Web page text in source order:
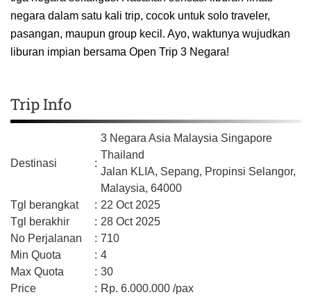
negara dalam satu kali trip, cocok untuk solo traveler,
pasangan, maupun group kecil. Ayo, waktunya wujudkan
liburan impian bersama Open Trip 3 Negara!
Trip Info
Destinasi :
3 Negara Asia Malaysia Singapore
Thailand
Jalan KLIA, Sepang, Propinsi Selangor,
Malaysia, 64000
Tgl berangkat
: 22 Oct 2025
Tgl berakhir
: 28 Oct 2025
No Perjalanan
: 710
Min Quota
: 4
Max Quota
: 30
Price
: Rp. 6.000.000 /pax